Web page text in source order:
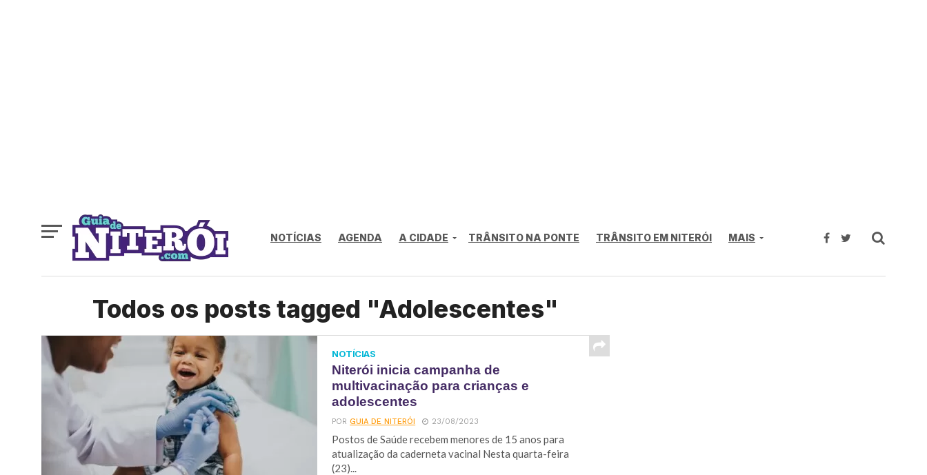
NOTÍCIAS AGENDA A CIDADE TRÂNSITO NA PONTE TRÂNSITO EM NITERÓI MAIS
Todos os posts tagged "Adolescentes"
NOTÍCIAS
Niterói inicia campanha de
multivacinação para crianças e
adolescentes
PORGUIA DE NITERÓI 23/08/2023
Postos de Saúde recebem menores de 15 anos para
atualização da caderneta vacinal Nesta quarta-feira
(23)...